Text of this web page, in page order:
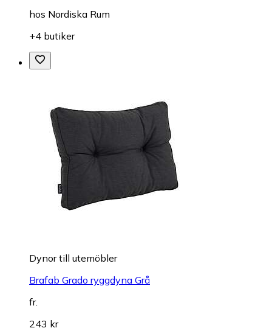
hos Nordiska Rum
+4 butiker
Dynor till utemöbler
Brafab Grado ryggdyna Grå
fr.
243 kr